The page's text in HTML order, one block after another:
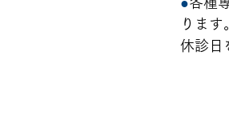
りま
休診日